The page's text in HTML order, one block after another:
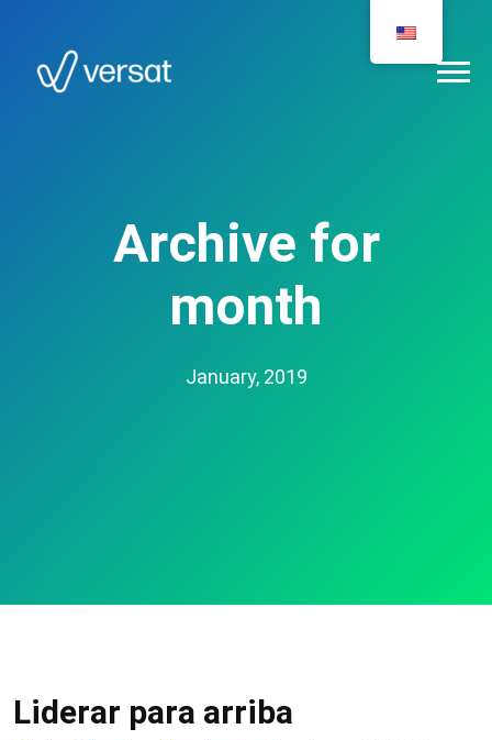
Archive for
month
January, 2019
Liderar para arriba